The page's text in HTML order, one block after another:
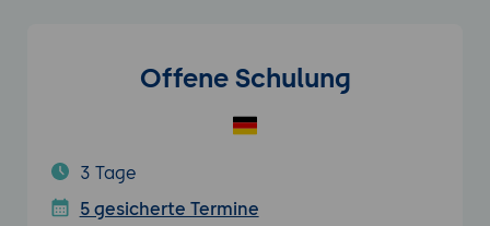
Offene Schulung
3 Tage
5 gesicherte Termine